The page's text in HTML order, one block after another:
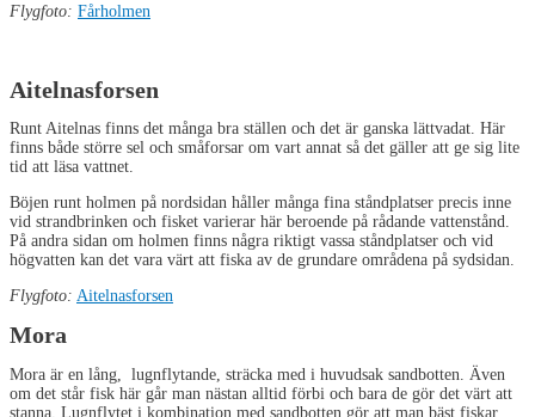
Flygfoto: Fårholmen
Aitelnasforsen
Runt Aitelnas finns det många bra ställen och det är ganska lättvadat. Här
finns både större sel och småforsar om vart annat så det gäller att ge sig lite
tid att läsa vattnet.
Böjen runt holmen på nordsidan håller många fina ståndplatser precis inne
vid strandbrinken och fisket varierar här beroende på rådande vattenstånd.
På andra sidan om holmen finns några riktigt vassa ståndplatser och vid
högvatten kan det vara värt att fiska av de grundare områdena på sydsidan.
Flygfoto: Aitelnasforsen
Mora
Mora är en lång, lugnflytande, sträcka med i huvudsak sandbotten. Även
om det står fisk här går man nästan alltid förbi och bara de gör det värt att
stanna. Lugnflytet i kombination med sandbotten gör att man bäst fiskar